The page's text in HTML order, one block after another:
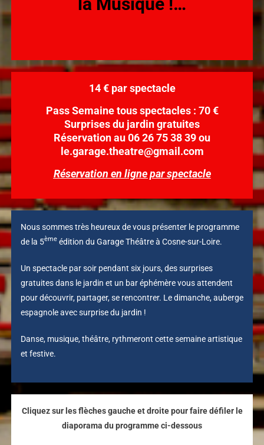
14 € par spectacle
Pass Semaine tous spectacles : 70 €
Surprises du jardin gratuites
Réservation au 06 26 75 38 39 ou
le.garage.theatre@gmail.com
Réservation en ligne par spectacle
Nous sommes très heureux de vous présenter le programme
de la 5èmeédition du Garage Théâtre à Cosne-sur-Loire.
Un spectacle par soir pendant six jours, des surprises
gratuites dans le jardin et un bar éphémère vous attendent
pour découvrir, partager, se rencontrer. Le dimanche, auberge
espagnole avec surprise du jardin !
Danse, musique, théâtre, rythmeront cette semaine artistique
et festive.
Cliquez sur les flèches gauche et droite pour faire défiler le
diaporama du programme ci-dessous